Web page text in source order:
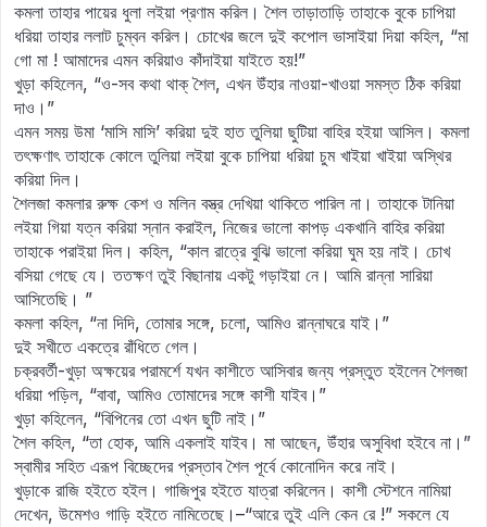
কমলা তাহার পায়ের ধুলা লইয়া প্রণাম করিল। শৈল তাড়াতাড়ি তাহাকে বুকে চাপিয়া
ধরিয়া তাহার ললাট চুম্বন করিল। চোখের জলে দুই কপোল ভাসাইয়া দিয়া কহিল, “মা
গো মা ! আমাদের এমন করিয়াও কাঁদাইয়া যাইতে হয়!”
খুড়া কহিলেন, “ও-সব কথা থাক্‌ শৈল, এখন উঁহার নাওয়া-খাওয়া সমস্ত ঠিক করিয়া
দাও।”
এমন সময় উমা ‘মাসি মাসি’ করিয়া দুই হাত তুলিয়া ছুটিয়া বাহির হইয়া আসিল। কমলা
তৎক্ষণাৎ তাহাকে কোলে তুলিয়া লইয়া বুকে চাপিয়া ধরিয়া চুম খাইয়া খাইয়া অস্থির
করিয়া দিল।
শৈলজা কমলার রুক্ষ কেশ ও মলিন বস্ত্র দেখিয়া থাকিতে পারিল না। তাহাকে টানিয়া
লইয়া গিয়া যত্ন করিয়া স্নান করাইল, নিজের ভালো কাপড় একখানি বাহির করিয়া
তাহাকে পরাইয়া দিল। কহিল, “কাল রাত্রে বুঝি ভালো করিয়া ঘুম হয় নাই। চোখ
বসিয়া গেছে যে। ততক্ষণ তুই বিছানায় একটু গড়াইয়া নে। আমি রান্না সারিয়া
আসিতেছি। ”
কমলা কহিল, “না দিদি, তোমার সঙ্গে, চলো, আমিও রান্নাঘরে যাই।”
দুই সখীতে একত্রে রাঁধিতে গেল।
চক্রবর্তী-খুড়া অক্ষয়ের পরামর্শে যখন কাশীতে আসিবার জন্য প্রস্তুত হইলেন শৈলজা
ধরিয়া পড়িল, “বাবা, আমিও তোমাদের সঙ্গে কাশী যাইব।”
খুড়া কহিলেন, “বিপিনের তো এখন ছুটি নাই।”
শৈল কহিল, “তা হোক, আমি একলাই যাইব। মা আছেন, উঁহার অসুবিধা হইবে না।”
স্বামীর সহিত এরূপ বিচ্ছেদের প্রস্তাব শৈল পূর্বে কোনোদিন করে নাই।
খুড়াকে রাজি হইতে হইল। গাজিপুর হইতে যাত্রা করিলেন। কাশী স্টেশনে নামিয়া
দেখেন, উমেশও গাড়ি হইতে নামিতেছে।–“আরে তুই এলি কেন রে !” সকলে যে